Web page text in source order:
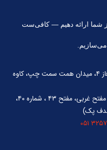
شما ارائه دهیم — کافی‌ست
شهرک صنعتی مشهد (کلات) فاز ۴، میدان همت سمت چپ، کاوه
مشهد، انتهای بلوار شهید مفتح غربی، مفتح ۴۳ ، شماره ۴۰،
پک)
۰۵۱